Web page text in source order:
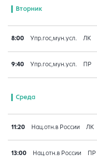
Вторник
8:00 Упр.гос,мун.усл. ЛК
9:40 Упр.гос,мун.усл. ПР
Среда
11:20 Нац.отн.в России ЛК
13:00 Нац.отн.в России ПР